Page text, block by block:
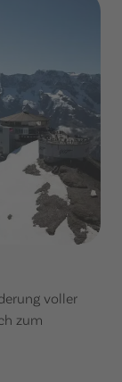
voller
zum